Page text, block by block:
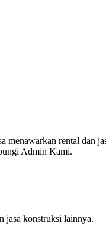
rental dan
Admin Kami.
jasa konstruksi lainnya.